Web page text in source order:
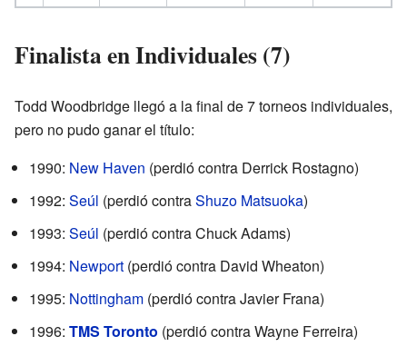
Finalista en Individuales (7)
Todd Woodbridge llegó a la final de 7 torneos individuales,
pero no pudo ganar el título:
1990: New Haven (perdió contra Derrick Rostagno)
1992: Seúl (perdió contraShuzo Matsuoka)
1993: Seúl (perdió contra Chuck Adams)
1994: Newport (perdió contra David Wheaton)
1995: Nottingham (perdió contra Javier Frana)
1996: TMS Toronto (perdió contra Wayne Ferreira)